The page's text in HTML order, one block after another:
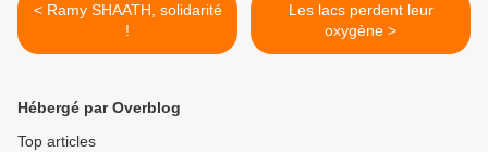
< Ramy SHAATH, solidarité
!
Les lacs perdent leur
oxygène >
Hébergé par Overblog
Top articles